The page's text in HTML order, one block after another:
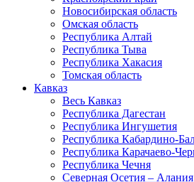
Новосибирская область
Омская область
Республика Алтай
Республика Тыва
Республика Хакасия
Томская область
Кавказ
Весь Кавказ
Республика Дагестан
Республика Ингушетия
Республика Кабардино-
Республика Карачаево-
Республика Чечня
Северная Осетия – Алания